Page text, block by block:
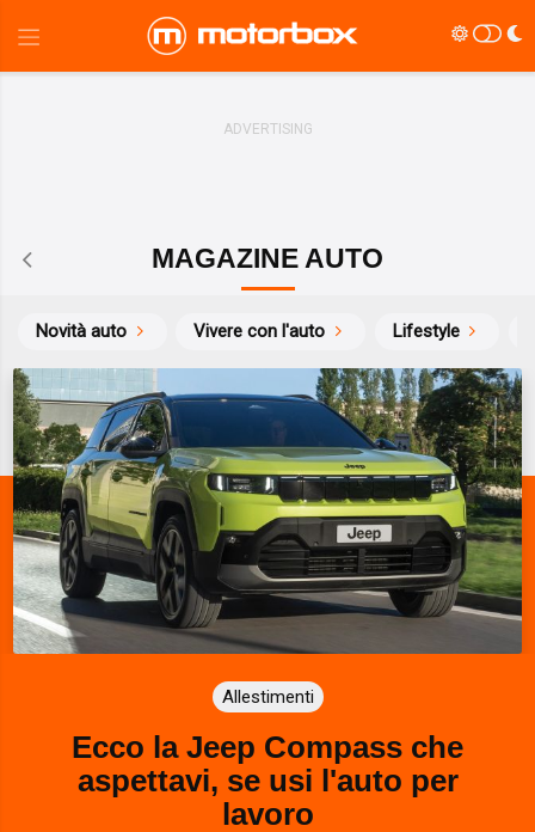
MAGAZINE AUTO
Novità auto Vivere con l'auto Lifestyle
Allestimenti
Ecco la Jeep Compass che
aspettavi, se usi l'auto per
lavoro